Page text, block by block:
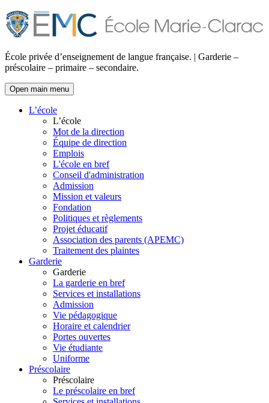
École privée d’enseignement de langue française. | Garderie –
préscolaire – primaire – secondaire.
Open main menu
L’école
L’école
Mot de la direction
Équipe de direction
Emplois
L'école en bref
Conseil d'administration
Admission
Mission et valeurs
Fondation
Politiques et règlements
Projet éducatif
Association des parents (APEMC)
Traitement des plaintes
Garderie
Garderie
La garderie en bref
Services et installations
Admission
Vie pédagogique
Horaire et calendrier
Portes ouvertes
Vie étudiante
Uniforme
Préscolaire
Préscolaire
Le préscolaire en bref